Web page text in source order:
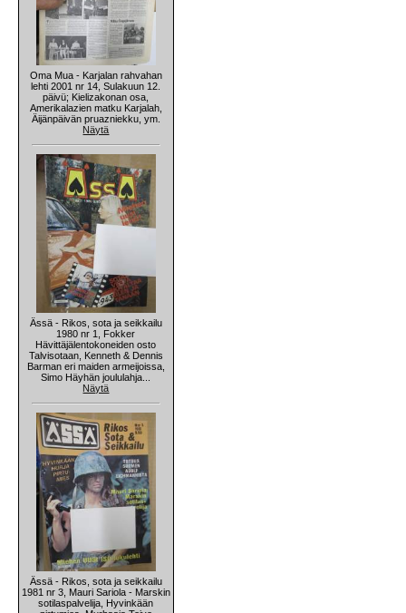
Oma Mua - Karjalan rahvahan
lehti 2001 nr 14, Sulakuun 12.
päivü; Kielizakonan osa,
Amerikalazien matku Karjalah,
Äijänpäivän pruazniekku, ym.
Näytä
Ässä - Rikos, sota ja seikkailu
1980 nr 1, Fokker
Hävittäjälentokoneiden osto
Talvisotaan, Kenneth & Dennis
Barman eri maiden armeijoissa,
Simo Häyhän joululahja...
Näytä
Ässä - Rikos, sota ja seikkailu
1981 nr 3, Mauri Sariola - Marskin
sotilaspalvelija, Hyvinkään